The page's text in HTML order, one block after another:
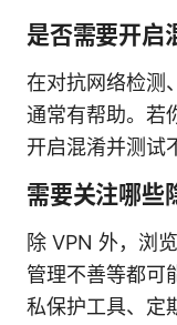
是否需要开启
在对抗网络检测
通常有帮助。若
开启混淆并测试
需要关注哪些
除 VPN 外，浏
管理不善等都可
私保护工具、定